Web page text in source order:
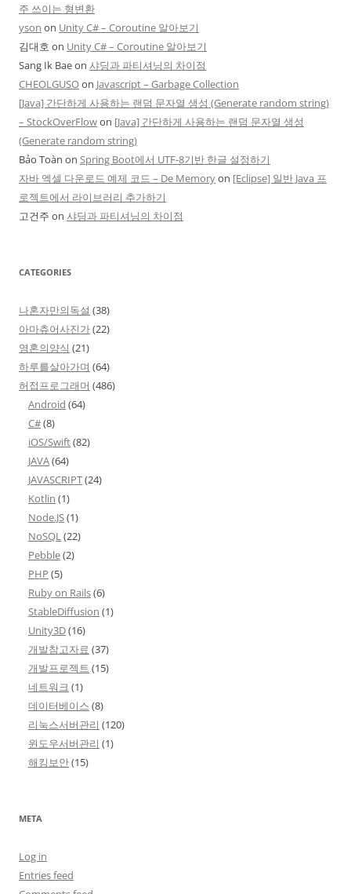
주 쓰이는 형변환
yson on Unity C# – Coroutine 알아보기
김대호 on Unity C# – Coroutine 알아보기
Sang Ik Baeon 샤딩과 파티셔닝의 차이점
CHEOLGUSOon Javascript – Garbage Collection
[Java] 간단하게 사용하는 랜덤 문자열 생성 (Generate random string)
– StockOverFlowon [Java] 간단하게 사용하는 랜덤 문자열 생성
(Generate random string)
Bảo Toàn on Spring Boot에서 UTF-8기반 한글 설정하기
자바 엑셀 다운로드 예제 코드 – De Memoryon [Eclipse] 일반 Java 프
로젝트에서 라이브러리 추가하기
고건주 on 샤딩과 파티셔닝의 차이점
CATEGORIES
나혼자만의독설 (38)
아마츄어사진가(22)
영혼의양식 (21)
하루를살아가며 (64)
허접프로그래머 (486)
Android (64)
C#(8)
iOS/Swift(82)
JAVA(64)
JAVASCRIPT(24)
Kotlin (1)
Node.JS(1)
NoSQL (22)
Pebble(2)
PHP (5)
Ruby on Rails(6)
StableDiffusion (1)
Unity3D(16)
개발참고자료 (37)
개발프로젝트 (15)
네트워크 (1)
데이터베이스 (8)
리눅스서버관리 (120)
윈도우서버관리 (1)
해킹보안(15)
META
Log in
Entries feed